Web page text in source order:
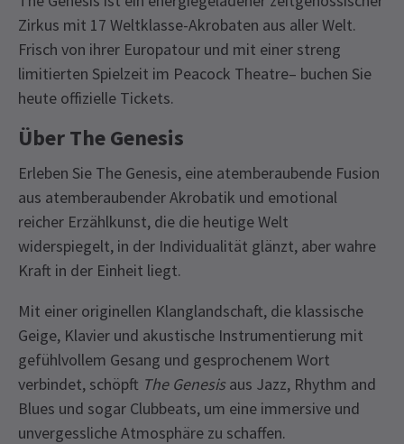
Zirkus mit 17 Weltklasse-Akrobaten aus aller Welt.
Frisch von ihrer Europatour und mit einer streng
limitierten Spielzeit im Peacock Theatre– buchen Sie
heute offizielle Tickets.
Über The Genesis
Erleben Sie The Genesis, eine atemberaubende Fusion
aus atemberaubender Akrobatik und emotional
reicher Erzählkunst, die die heutige Welt
widerspiegelt, in der Individualität glänzt, aber wahre
Kraft in der Einheit liegt.
Mit einer originellen Klanglandschaft, die klassische
Geige, Klavier und akustische Instrumentierung mit
gefühlvollem Gesang und gesprochenem Wort
verbindet, schöpft The Genesis aus Jazz, Rhythm and
Blues und sogar Clubbeats, um eine immersive und
unvergessliche Atmosphäre zu schaffen.